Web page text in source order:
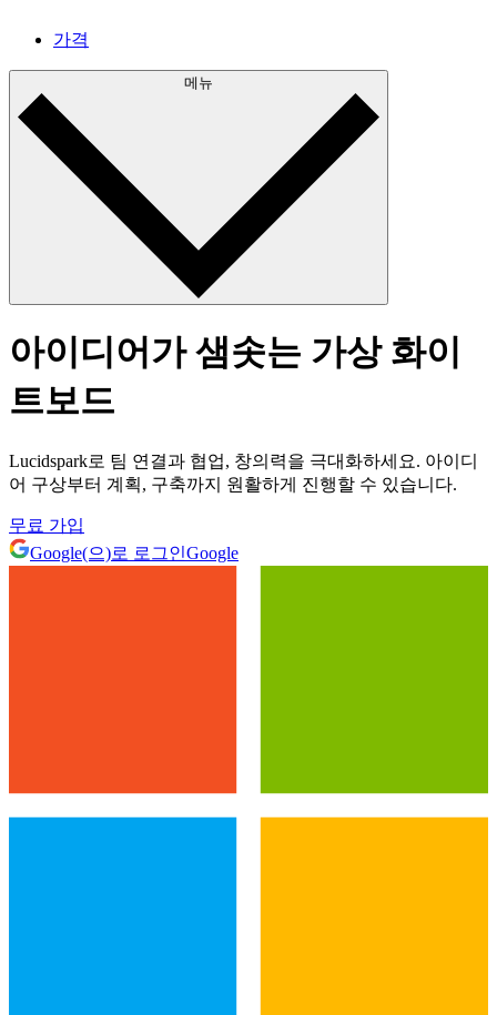
가격
메뉴
아이디어가 샘솟는 가상 화이
트보드
Lucidspark로 팀 연결과 협업, 창의력을 극대화하세요. 아이디
어 구상부터 계획, 구축까지 원활하게 진행할 수 있습니다.
무료 가입
Google(으)로 로그인Google